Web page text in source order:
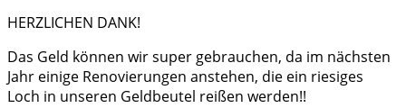
HERZLICHEN DANK!
Das Geld können wir super gebrauchen, da im nächsten
Jahr einige Renovierungen anstehen, die ein riesiges
Loch in unseren Geldbeutel reißen werden!!